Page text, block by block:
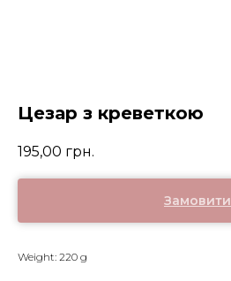
Цезар з креветкою
195,00 грн.
Замовити
Weight: 220 g